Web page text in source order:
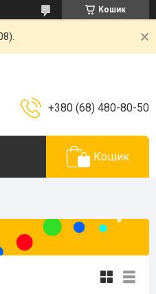
Кошик
+380 (68) 480-80-50
Кошик